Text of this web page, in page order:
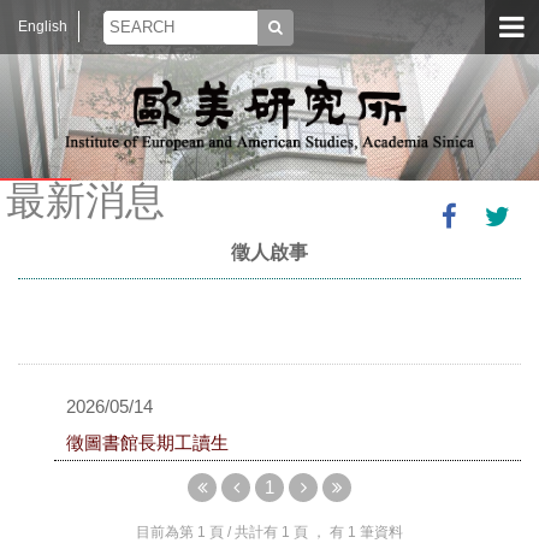
English
最新消息
徵人啟事
2026/05/14
徵圖書館長期工讀生
1
目前為第 1 頁 / 共計有 1 頁 ， 有 1 筆資料